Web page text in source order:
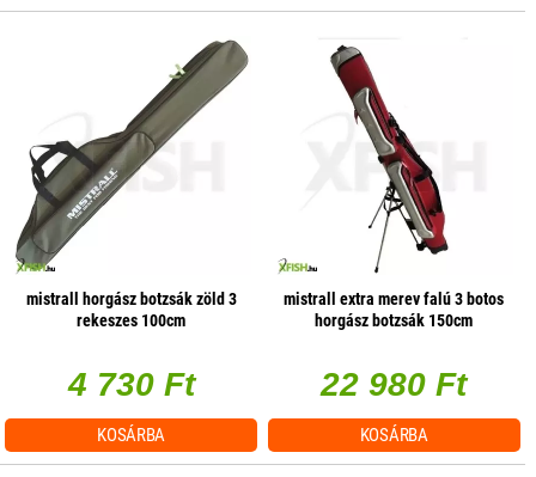
mistrall horgász botzsák zöld 3
rekeszes 100cm
4 730 Ft
KOSÁRBA
mistrall extra merev falú 3 botos
horgász botzsák 150cm
22 980 Ft
KOSÁRBA